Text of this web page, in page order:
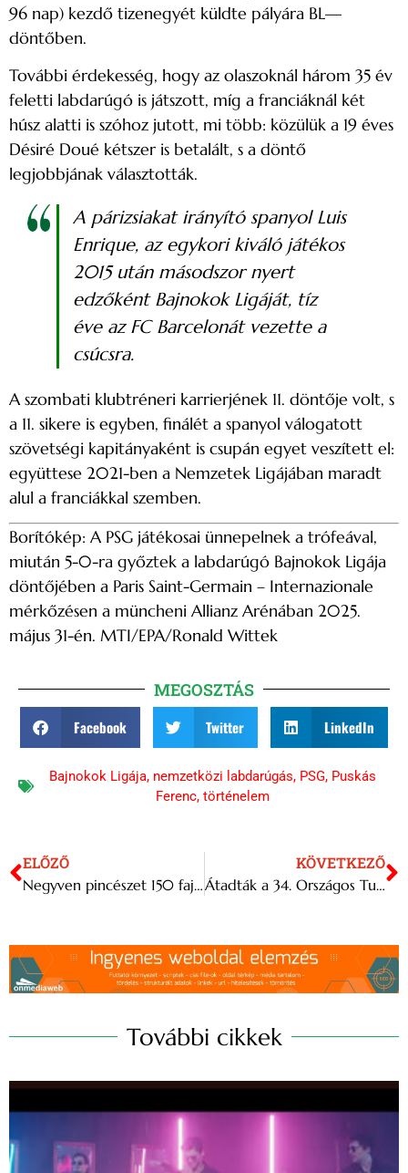
96 nap) kezdő tizenegyét küldte pályára BL—
döntőben.
További érdekesség, hogy az olaszoknál három 35 év
feletti labdarúgó is játszott, míg a franciáknál két
húsz alatti is szóhoz jutott, mi több: közülük a 19 éves
Désiré Doué kétszer is betalált, s a döntő
legjobbjának választották.
A párizsiakat irányító spanyol Luis
Enrique, az egykori kiváló játékos
2015 után másodszor nyert
edzőként Bajnokok Ligáját, tíz
éve az FC Barcelonát vezette a
csúcsra.
A szombati klubtréneri karrierjének 11. döntője volt, s
a 11. sikere is egyben, finálét a spanyol válogatott
szövetségi kapitányaként is csupán egyet veszített el:
együttese 2021-ben a Nemzetek Ligájában maradt
alul a franciákkal szemben.
Borítókép: A PSG játékosai ünnepelnek a trófeával,
miután 5-0-ra győztek a labdarúgó Bajnokok Ligája
döntőjében a Paris Saint-Germain – Internazionale
mérkőzésen a müncheni Allianz Arénában 2025.
május 31-én. MTI/EPA/Ronald Wittek
MEGOSZTÁS
Facebook Twitter LinkedIn
Bajnokok Ligája, nemzetközi labdarúgás, PSG, Puskás
Ferenc, történelem
ELŐZŐ
Negyven pincészet 150 fajta bora a debreceni FestiWine borünnepen
KÖVETKEZŐ
Átadták a 34. Országos Tudományos és Innovációs Olimpia díjait
További cikkek